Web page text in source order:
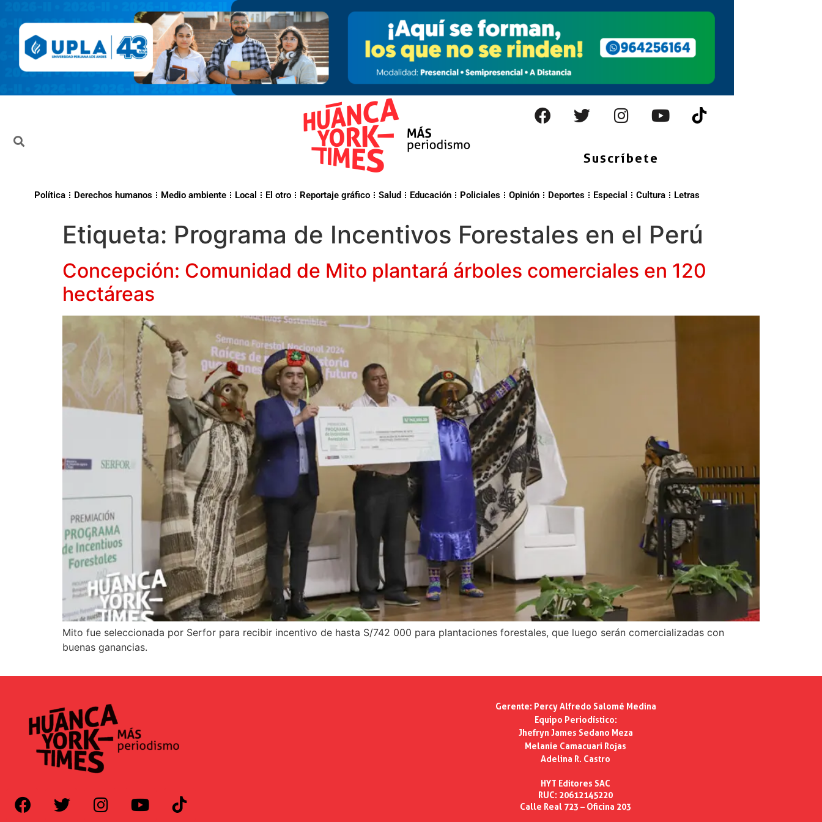
Suscríbete
Política Derechos humanos Medio ambiente Local El otro Reportaje gráfico Salud Educación Policiales Opinión Deportes Especial Cultura Letras
Etiqueta: Programa de Incentivos Forestales en el Perú
Concepción: Comunidad de Mito plantará árboles comerciales en 120
hectáreas
Mito fue seleccionada por Serfor para recibir incentivo de hasta S/742 000 para plantaciones forestales, que luego serán comercializadas con
buenas ganancias.
Gerente: Percy Alfredo Salomé Medina
Equipo Periodístico:
Jhefryn James Sedano Meza
Melanie Camacuari Rojas
Adelina R. Castro
HYT Editores SAC
RUC: 20612145220
Calle Real 723 – Oficina 203